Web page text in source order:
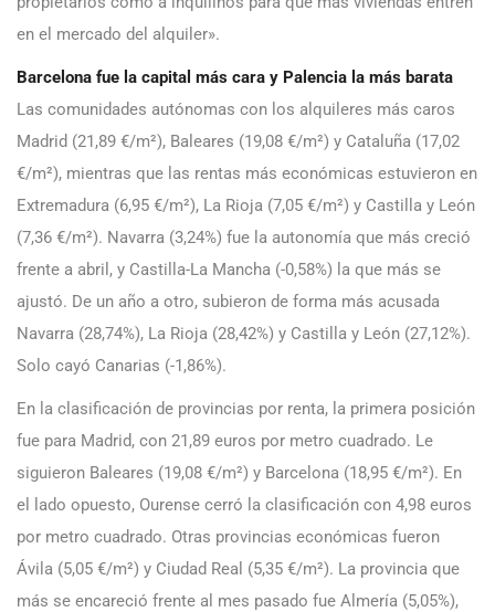
en el mercado del alquiler».
Barcelona fue la capital más cara y Palencia la más barata
Las comunidades autónomas con los alquileres más caros
Madrid (21,89 €/m²), Baleares (19,08 €/m²) y Cataluña (17,02
€/m²), mientras que las rentas más económicas estuvieron en
Extremadura (6,95 €/m²), La Rioja (7,05 €/m²) y Castilla y León
(7,36 €/m²). Navarra (3,24%) fue la autonomía que más creció
frente a abril, y Castilla-La Mancha (-0,58%) la que más se
ajustó. De un año a otro, subieron de forma más acusada
Navarra (28,74%), La Rioja (28,42%) y Castilla y León (27,12%).
Solo cayó Canarias (-1,86%).
En la clasificación de provincias por renta, la primera posición
fue para Madrid, con 21,89 euros por metro cuadrado. Le
siguieron Baleares (19,08 €/m²) y Barcelona (18,95 €/m²). En
el lado opuesto, Ourense cerró la clasificación con 4,98 euros
por metro cuadrado. Otras provincias económicas fueron
Ávila (5,05 €/m²) y Ciudad Real (5,35 €/m²). La provincia que
más se encareció frente al mes pasado fue Almería (5,05%),